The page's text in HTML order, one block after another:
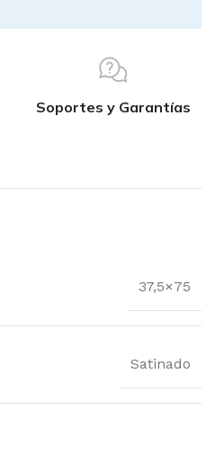
Soportes y Garantías
37,5×75
Satinado